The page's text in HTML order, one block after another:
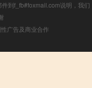
到f_fb#foxmail.com说明，我们
广告及商业合作